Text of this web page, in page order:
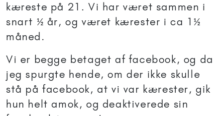
kæreste på 21. Vi har været sammen i
snart ½ år, og været kærester i ca 1½
måned.
Vi er begge betaget af facebook, og da
jeg spurgte hende, om der ikke skulle
stå på facebook, at vi var kærester, gik
hun helt amok, og deaktiverede sin